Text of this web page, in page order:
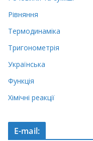
Рівняння
Термодинаміка
Тригонометрія
Українська
Функція
Хімічні реакції
E-mail: